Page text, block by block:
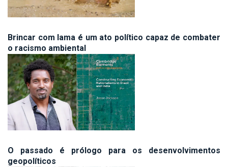
Brincar com lama é um ato político capaz de combater
o racismo ambiental
O passado é prólogo para os desenvolvimentos
geopolíticos